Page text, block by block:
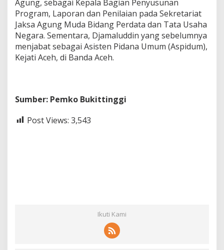
Agung, sebagai Kepala Bagian Penyusunan
Program, Laporan dan Penilaian pada Sekretariat
Jaksa Agung Muda Bidang Perdata dan Tata Usaha
Negara. Sementara, Djamaluddin yang sebelumnya
menjabat sebagai Asisten Pidana Umum (Aspidum),
Kejati Aceh, di Banda Aceh.
Sumber: Pemko Bukittinggi
Post Views: 3,543
Ikuti Kami